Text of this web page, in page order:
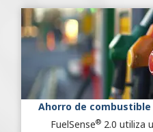
Ahorro de
FuelSense®2.0 utiliza